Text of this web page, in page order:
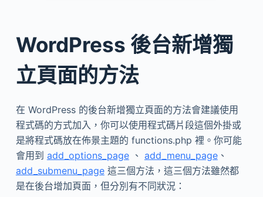
WordPress 後台新增獨
立頁面的方法
在 WordPress 的後台新增獨立頁面的方法會建議使用
程式碼的方式加入，你可以使用程式碼片段這個外掛或
是將程式碼放在佈景主題的 functions.php 裡。你可能
會用到 add_options_page、 add_menu_page、
add_submenu_page這三個方法，這三個方法雖然都
是在後台增加頁面，但分別有不同狀況：